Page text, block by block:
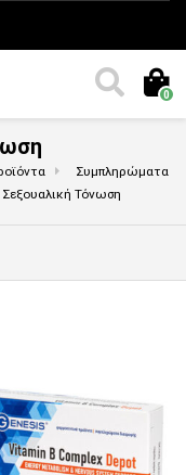
0
Συμπληρώματα
Σεξουαλική Τόνωση